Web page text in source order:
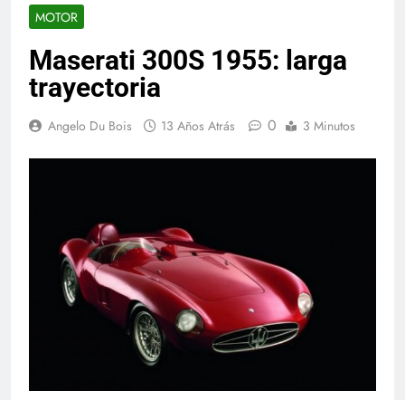
MOTOR
Maserati 300S 1955: larga
trayectoria
Angelo Du Bois 13 Años Atrás 0 3 Minutos